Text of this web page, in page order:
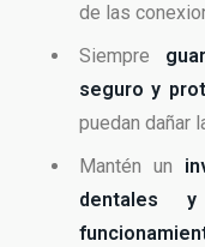
de las
Siempre
seguro y
puedan dañar
Mantén un
dentales